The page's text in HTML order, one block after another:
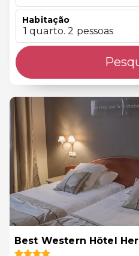
Habitação
1 quarto. 2 pessoas
Best Western Hôtel